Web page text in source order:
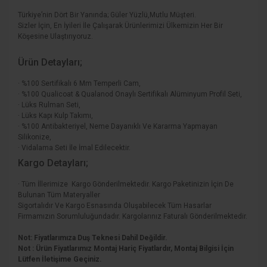
Türkiye’nin Dört Bir Yanında; Güler Yüzlü,Mutlu Müşteri.
Sizler İçin, En İyileri İle Çalışarak Ürünlerimizi Ülkemizin Her Bir
Köşesine Ulaştırıyoruz.
Ürün Detayları;
· %100 Sertifikalı 6 Mm Temperli Cam,
· %100 Qualicoat & Qualanod Onaylı Sertifikalı Alüminyum Profil Seti,
· Lüks Rulman Seti,
· Lüks Kapı Kulp Takımı,
· %100 Antibakteriyel, Neme Dayanıklı Ve Kararma Yapmayan
Silikonize,
· Vidalama Seti İle İmal Edilecektir.
Kargo Detayları;
· Tüm İllerimize Kargo Gönderilmektedir. Kargo Paketinizin İçin De
Bulunan Tüm Materyaller
Sigortalıdır Ve Kargo Esnasında Oluşabilecek Tüm Hasarlar
Firmamızın Sorumluluğundadır. Kargolarınız Faturalı Gönderilmektedir.
Not: Fiyatlarımıza Duş Teknesi Dahil Değildir.
Not : Ürün Fiyatlarımız Montaj Hariç Fiyatlardır, Montaj Bilgisi İçin
Lütfen İletişime Geçiniz.